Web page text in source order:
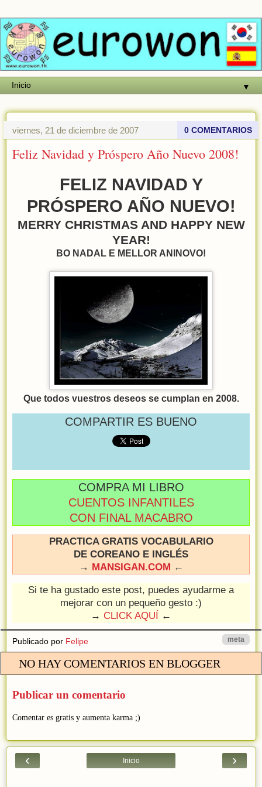
▼
viernes, 21 de diciembre de 2007 0 COMENTARIOS
Feliz Navidad y Próspero Año Nuevo 2008!
FELIZ NAVIDAD Y
PRÓSPERO AÑO NUEVO!
MERRY CHRISTMAS AND HAPPY NEW
YEAR!
BO NADAL E MELLOR ANINOVO!
Que todos vuestros deseos se cumplan en 2008.
COMPARTIR ES BUENO
COMPRA MI LIBRO
CUENTOS INFANTILES
CON FINAL MACABRO
PRACTICA GRATIS VOCABULARIO
DE COREANO E INGLÉS
→ MANSIGAN.COM ←
Si te ha gustado este post, puedes ayudarme a
mejorar con un pequeño gesto :)
→ CLICK AQUÍ ←
Publicado por Felipe meta
NO HAY COMENTARIOS EN BLOGGER
Publicar un comentario
Comentar es gratis y aumenta karma ;)
‹ ›
Inicio